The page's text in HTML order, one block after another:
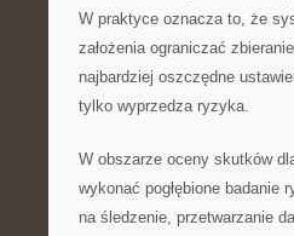
W praktyce oznacza to, że
założenia ograniczać
najbardziej oszczędne
tylko wyprzedza ryzyka.
W obszarze oceny skutków
wykonać pogłębione badanie
na śledzenie, przetwarzanie